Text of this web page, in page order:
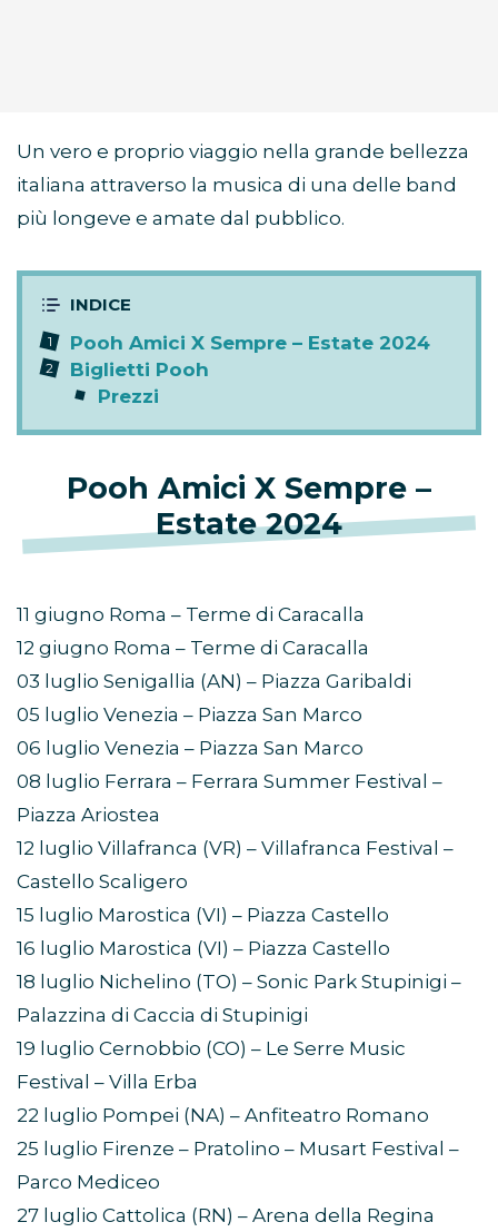
Un vero e proprio viaggio nella grande bellezza
italiana attraverso la musica di una delle band
più longeve e amate dal pubblico.
Pooh Amici X Sempre – Estate 2024
Biglietti Pooh
Prezzi
Pooh Amici X Sempre –
Estate 2024
11 giugno Roma – Terme di Caracalla
12 giugno Roma – Terme di Caracalla
03 luglio Senigallia (AN) – Piazza Garibaldi
05 luglio Venezia – Piazza San Marco
06 luglio Venezia – Piazza San Marco
08 luglio Ferrara – Ferrara Summer Festival –
Piazza Ariostea
12 luglio Villafranca (VR) – Villafranca Festival –
Castello Scaligero
15 luglio Marostica (VI) – Piazza Castello
16 luglio Marostica (VI) – Piazza Castello
18 luglio Nichelino (TO) – Sonic Park Stupinigi –
Palazzina di Caccia di Stupinigi
19 luglio Cernobbio (CO) – Le Serre Music
Festival – Villa Erba
22 luglio Pompei (NA) – Anfiteatro Romano
25 luglio Firenze – Pratolino – Musart Festival –
Parco Mediceo
27 luglio Cattolica (RN) – Arena della Regina